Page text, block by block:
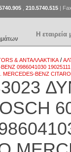
210.5740.515 | Fax
Η εταιρεία
& ΑΝΤΑΛΛΑΚΤΙΚΑ/
0986041030
MERCEDES-BENZ